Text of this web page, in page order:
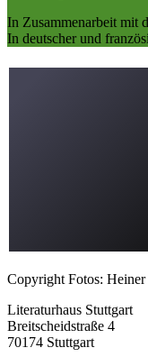
In Zusammenarbeit mit
In deutscher und
Copyright Fotos:
Literaturhaus Stuttgart
Breitscheidstraße 4
70174 Stuttgart